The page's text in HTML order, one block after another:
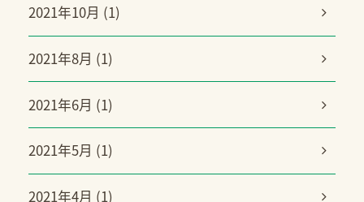
2021年10月 (1)
2021年8月 (1)
2021年6月 (1)
2021年5月 (1)
2021年4月 (1)